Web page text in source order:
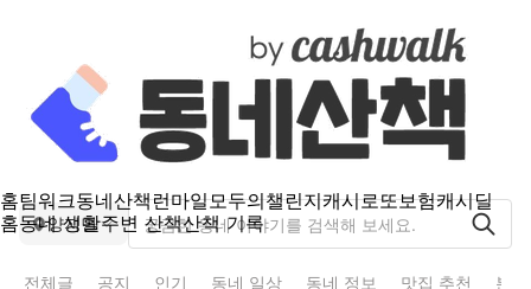
홈팀워크동네산책런마일모두의챌린지캐시로또보험캐시딜
홈동네 생활주변 산책산책 기록
양지면
전체글 공지 인기 동네 일상 동네 정보 맛집 추천 분